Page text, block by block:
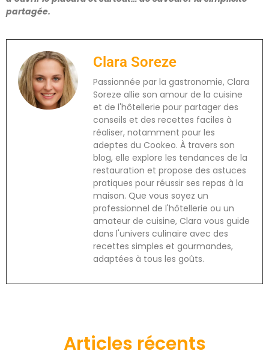
partagée.
Clara Soreze
Passionnée par la gastronomie, Clara
Soreze allie son amour de la cuisine
et de l'hôtellerie pour partager des
conseils et des recettes faciles à
réaliser, notamment pour les
adeptes du Cookeo. À travers son
blog, elle explore les tendances de la
restauration et propose des astuces
pratiques pour réussir ses repas à la
maison. Que vous soyez un
professionnel de l'hôtellerie ou un
amateur de cuisine, Clara vous guide
dans l'univers culinaire avec des
recettes simples et gourmandes,
adaptées à tous les goûts.
Articles récents